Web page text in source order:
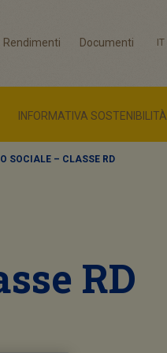
Rendimenti Documenti IT
INFORMATIVA SOSTENIBILITÀ
SOCIALE – CLASSE RD
RD